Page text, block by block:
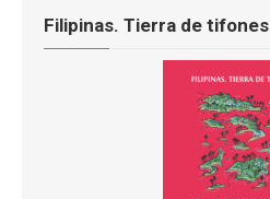
Filipinas. Tierra de tifones